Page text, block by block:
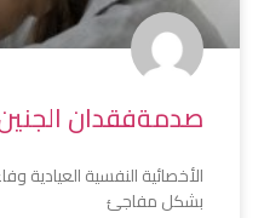
صدمةفقدان
الأخصائية النفسية
بشكل مفاجئ